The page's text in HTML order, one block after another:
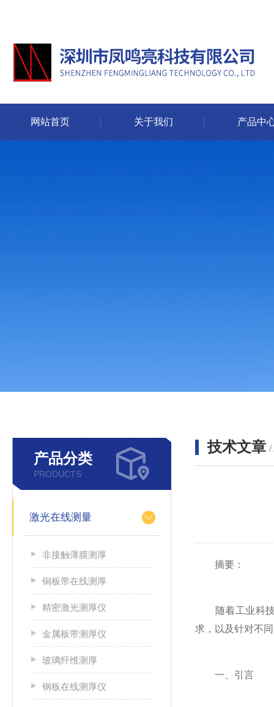
网站首页 关于我们 产品中
产品分类
PRODUCTS
激光在线测量
非接触薄膜测厚
铜板带在线测厚
精密激光测厚仪
金属板带测厚仪
玻璃纤维测厚
钢板在线测厚仪
技术文章 /
摘要：
随着工业科技
求，以及针对不
一、引言